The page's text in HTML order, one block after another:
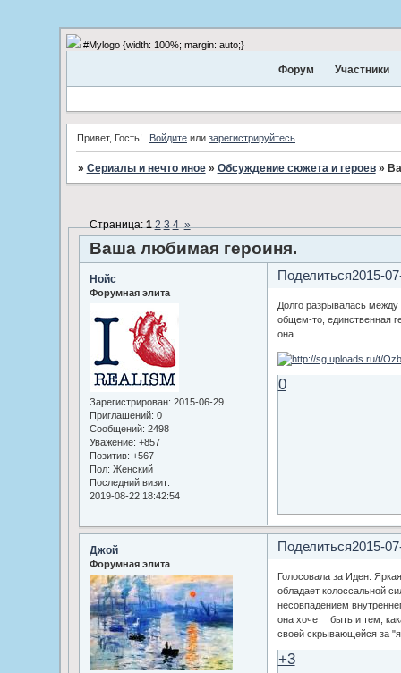
#Mylogo {width: 100%; margin: auto;}
Форум Участники
Привет, Гость! Войдите или зарегистрируйтесь
» Сериалы и нечто иное » Обсуждение сюжета и героев »
Ваша любимая героиня.
Страница:1 2 3 4 »
Поделиться2015-
Нойс
Форумная элита
Зарегистрирован: 2015-06-29
Приглашений: 0
Сообщений: 2498
Уважение: +857
Позитив: +567
Пол: Женский
Последний визит:
2019-08-22 18:42:54
Долго разрывалась
общем-то, единственная
она.
0
Поделиться2015-
Джой
Форумная элита
Голосовала за Иден.
обладает колоссальной
несовпадением
она хочет быть и тем,
своей скрывающейся за
+3